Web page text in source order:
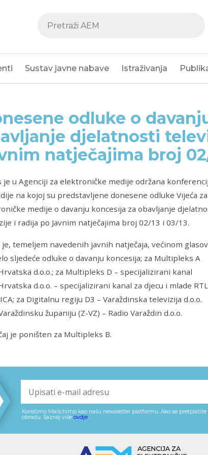
Sustav javne nabave Istraživanja
odluke o
djelatnosti
natječajima broj
je u Agenciji za elektroničke medije održana
na kojoj su predstavljene donesene odluke Vijeća za
medije o davanju koncesija za obavljanje
i radija po Javnim natječajima broj 02/13 i 03/13.
je, temeljem navedenih javnih natječaja, većinom
sljedeće odluke o davanju koncesija; za Multipleks A
d.o.o.; za Multipleks D – specijalizirani kanal
d.o.o. – specijalizirani kanal za djecu i mlade RTL
za Digitalnu regiju D3 – Varaždinska televizija d.o.o.
županiju (Z-VZ) – Radio Varaždin d.o.o.
je poništen za Multipleks B.
Koristimo Mailchimp kao našu newsletter platformu. Ako se
obradu. Saznaj više ovdje.